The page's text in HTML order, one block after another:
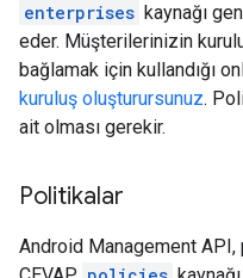
enterprises kaynağı
eder. Müşterilerinizin
bağlamak için kullandığı
kuruluş oluşturursunuz.
ait olması gerekir.
Politikalar
Android Management API,